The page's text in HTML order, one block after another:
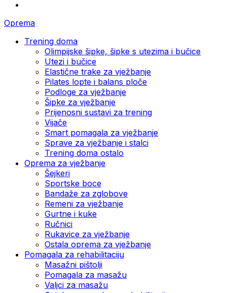
Oprema
Trening doma
Olimpijske šipke, šipke s utezima i bučice
Utezi i bučice
Elastične trake za vježbanje
Pilates lopte i balans ploče
Podloge za vježbanje
Šipke za vježbanje
Prijenosni sustavi za trening
Vijače
Smart pomagala za vježbanje
Sprave za vježbanje i stalci
Trening doma ostalo
Oprema za vježbanje
Šejkeri
Sportske boce
Bandaže za zglobove
Remeni za vježbanje
Gurtne i kuke
Ručnici
Rukavice za vježbanje
Ostala oprema za vježbanje
Pomagala za rehabilitaciju
Masažni pištolji
Pomagala za masažu
Valjci za masažu